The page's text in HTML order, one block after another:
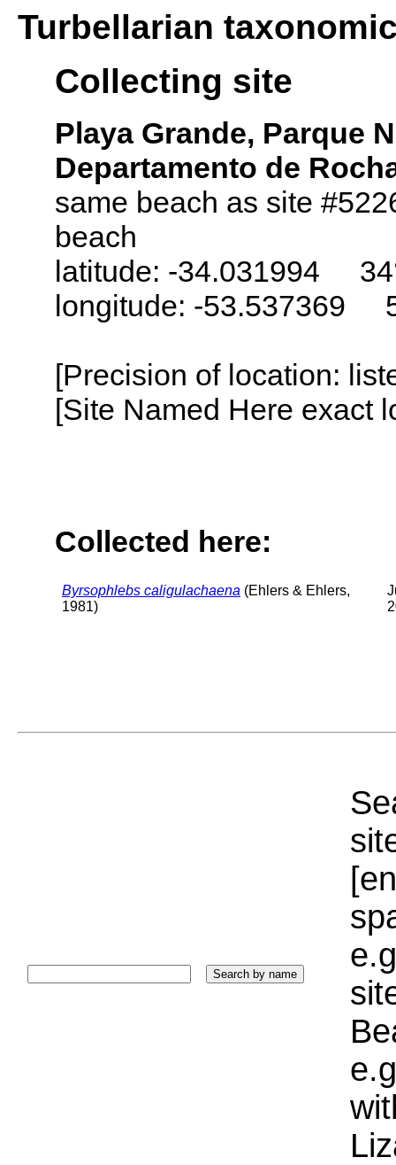
Turbellarian
Collecting site
Playa Grande, Parque
Departamento de
same beach as site
beach
latitude: -34.031994
longitude: -53.537369
[Precision of location:
[Site Named Here exact
Collected here:
Byrsophlebs caligulachaena (Ehlers & Ehlers,
1981)